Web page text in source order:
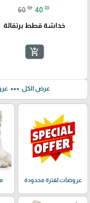
60 ₪ 40 ₪
خداشة قطط برتقالة
add_shopping_cart
عرض الكل more_horiz
عروضات لفترة محدودة